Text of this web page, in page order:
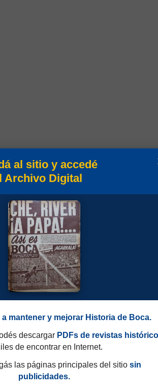
al sitio y accedé
Archivo Digital
mantener y mejorar Historia de Boca.
descargar PDFs de revistas
de encontrar en Internet.
las páginas principales del sitio sin
publicidades.